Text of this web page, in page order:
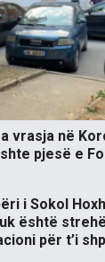
vrasja në
pjesë e
i Sokol
është
për t’i